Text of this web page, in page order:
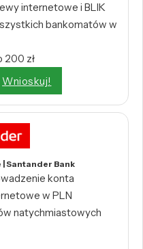
internetowe i BLIK
bankomatów w
200 zł
Wnioskuj!
Santander Bank
konta
w PLN
natychmiastowych